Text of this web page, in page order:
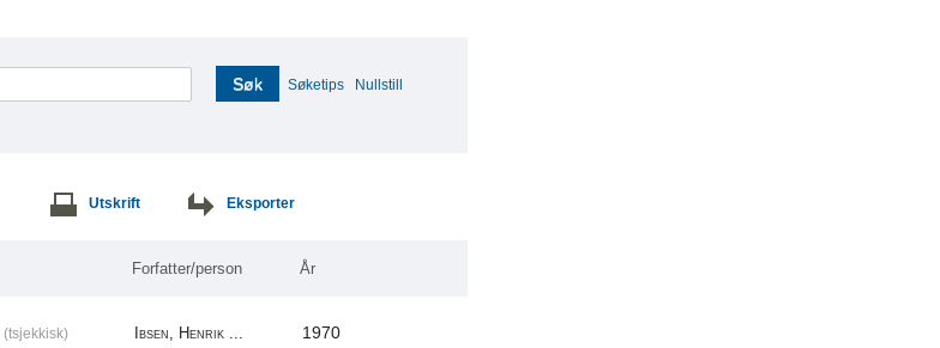
Søk Søketips Nullstill
Utskrift Eksporter
Forfatter/person År
(tsjekkisk) Ibsen, Henrik ... 1970